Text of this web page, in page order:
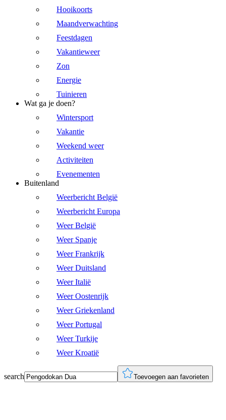
Hooikoorts
Maandverwachting
Feestdagen
Vakantieweer
Zon
Energie
Tuinieren
Wat ga je doen?
Wintersport
Vakantie
Weekend weer
Activiteiten
Evenementen
Buitenland
Weerbericht België
Weerbericht Europa
Weer België
Weer Spanje
Weer Frankrijk
Weer Duitsland
Weer Italië
Weer Oostenrijk
Weer Griekenland
Weer Portugal
Weer Turkije
Weer Kroatië
search Toevoegen aan favorieten